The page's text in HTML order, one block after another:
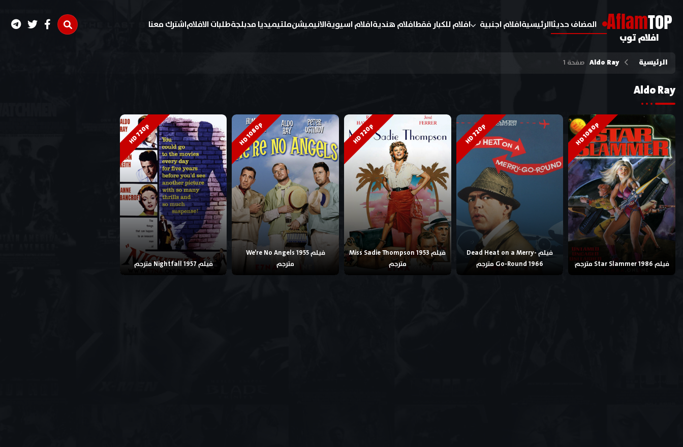
AflamTOP
افلام توب
المضاف حديثاالرئيسيةافلام اجنبية افلام للكبار فقطافلام هنديةافلام اسيويةالانيميشنملتيميديا مدبلجةطلبات الافلاماشترك معنا
الرئيسية Aldo Ray صفحة 1
Aldo Ray
HD 1080p
فيلم Star Slammer 1986 مترجم
HD 720p
فيلم Dead Heat on a Merry-
Go-Round 1966 مترجم
HD 720p
فيلم Miss Sadie Thompson 1953
مترجم
HD 1080p
فيلم We’re No Angels 1955
مترجم
HD 720p
فيلم Nightfall 1957 مترجم